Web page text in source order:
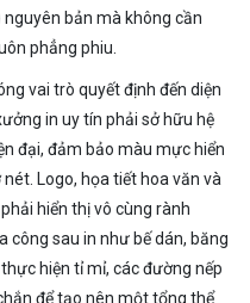
bản mà không cần
phẳng phiu.
vai trò quyết định đến diện
in uy tín phải sở hữu hệ
đại, đảm bảo màu mực hiển
Logo, họa tiết hoa văn và
hiển thị vô cùng rành
công sau in như bế dán, băng
hiện tỉ mỉ, các đường nếp
để tạo nên một tổng thể